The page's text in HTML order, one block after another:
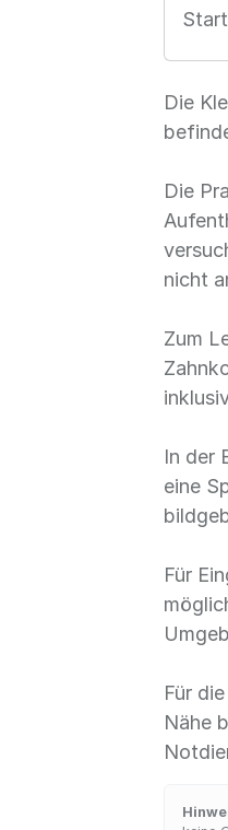
Die
Die
nicht
Zum
In der
eine
Für
Für
Nähe